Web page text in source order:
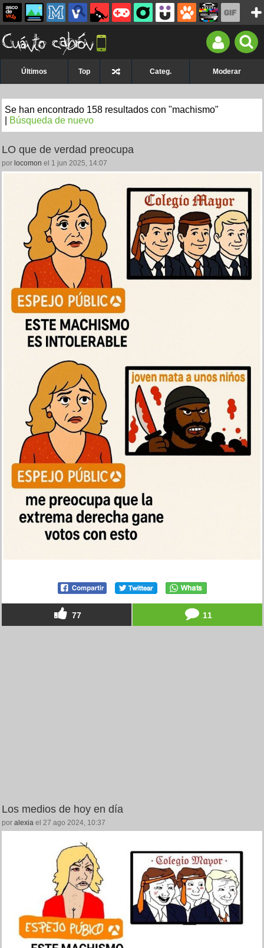
Últimos Top Categ. Moderar
Se han encontrado 158 resultados con "machismo"
Búsqueda de nuevo
LO que de verdad preocupa
por locomon el 1 jun 2025, 14:07
77 11
Los medios de hoy en día
por alexia el 27 ago 2024, 10:37